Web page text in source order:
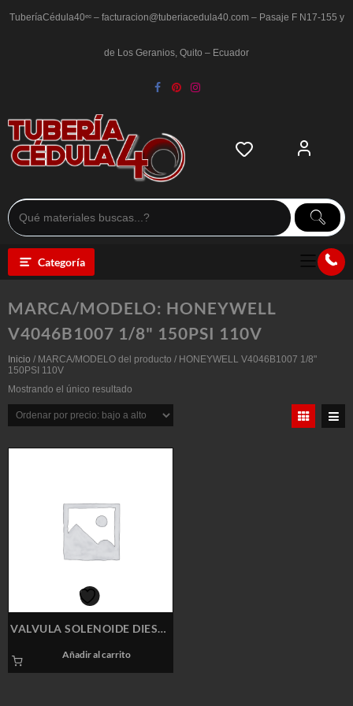
TuberíaCédula40ᵉᶜ – facturacion@tuberiacedula40.com – Pasaje F N17-155 y
de Los Geranios, Quito – Ecuador
Categoría
MARCA/MODELO: HONEYWELL
V4046B1007 1/8" 150PSI 110V
Inicio / MARCA/MODELO del producto / HONEYWELL V4046B1007 1/8"
150PSI 110V
Mostrando el único resultado
VALVULA SOLENOIDE DIESEL
1/8″ 150PSI 110V
Añadir al carrito